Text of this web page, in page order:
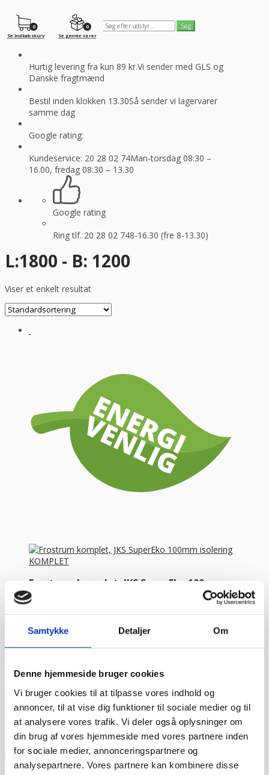
Samtykke Detaljer Om
Denne hjemmeside bruger cookies
Vi bruger cookies til at tilpasse vores indhold og
annoncer, til at vise dig funktioner til sociale medier og til
at analysere vores trafik. Vi deler også oplysninger om
din brug af vores hjemmeside med vores partnere inden
for sociale medier, annonceringspartnere og
analysepartnere. Vores partnere kan kombinere disse
0
Se gemte varer
0
Se indkøbskurv
Hurtig levering fra kun 89 kr.Vi sender med GLS og
Danske fragtmænd
Bestil inden klokken 13.30Så sender vi lagervarer
samme dag
Google rating:
Kundeservice: 20 28 02 74Man-torsdag 08:30 –
16.00, fredag 08:30 – 13.30
Google rating
Ring tlf. 20 28 02 748-16.30 (fre 8-13.30)
L:1800 - B: 1200
Viser et enkelt resultat
Frostrum komplet, JKS SuperEko 100mm
isolering KOMPLET
Komplette frostrum fra Italienske Tecnodom / JKS.
PRISEN ER IN...
“Altid flinke og hjælpsom”
Vurderet af Georg
antik & retro
“Anette var rigtig sød, venlig og imødekommende kommende. Fik
en fejl levering og fik løst det i løbet af to sekunder. God arbejde
og god weekend”
Vurderet af Michael
“Bestilte kl.13 og havde tingene dagen efter kl.10. God service ☺”
Vurderet af Heidi Buch Jensen
“De ved rigtig meget om møbler”
Vurderet af Kris